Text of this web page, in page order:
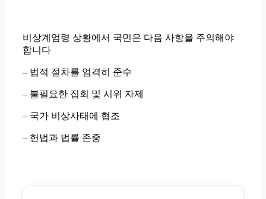
비상계엄령 상황에서 국민은 다음 사항을 주의해야
합니다
– 법적 절차를 엄격히 준수
– 불필요한 집회 및 시위 자제
– 국가 비상사태에 협조
– 헌법과 법률 존중